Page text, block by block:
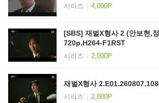
시리즈 4,000P
[SBS] 재벌X형사 2 (안보현,
720p.H264-F1RST
시리즈 2,000P
재벌X형사
시리즈 2,000P